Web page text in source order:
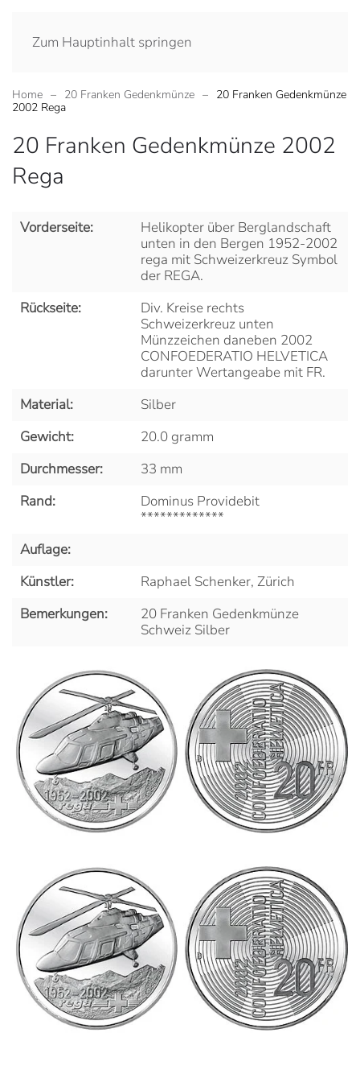
Zum Hauptinhalt springen
Home 20 Franken Gedenkmünze
20 Franken Gedenkmünze
2002 Rega
20 Franken Gedenkmünze 2002
Rega
Vorderseite:
Helikopter über Berglandschaft
unten in den Bergen 1952-2002
rega mit Schweizerkreuz Symbol
der REGA.
Rückseite:
Div. Kreise rechts
Schweizerkreuz unten
Münzzeichen daneben 2002
CONFOEDERATIO HELVETICA
darunter Wertangeabe mit FR.
Material:
Silber
Gewicht:
20.0 gramm
Durchmesser:
33 mm
Rand:
Dominus Providebit
*************
Auflage:
Künstler:
Raphael Schenker, Zürich
Bemerkungen:
20 Franken Gedenkmünze
Schweiz Silber